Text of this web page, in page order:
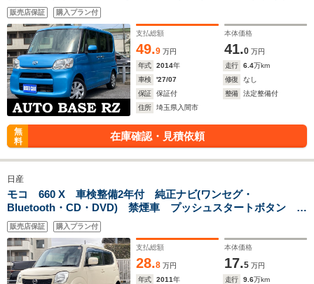
コーダー 禁煙車 BluetoohAudio 電動格納ミラー プラ
イバシーガラス
販売店保証 購入プラン付
支払総額
49.9 万円
本体価格
41.0 万円
年式
2014年 走行 6.4万km
車検
'27/07 修復
なし
保証
保証付 整備
法定整備付
住所
埼玉県入間市
無
料
在庫確認・見積依頼
日産
モコ 660 X 車検整備2年付 純正ナビ(ワンセグ・
Bluetooth・CD・DVD) 禁煙車 プッシュスタートボタン ス
マートキー ベンチシート
販売店保証 購入プラン付
支払総額
28.8 万円
本体価格
17.5 万円
年式
2011年 走行 9.6万km